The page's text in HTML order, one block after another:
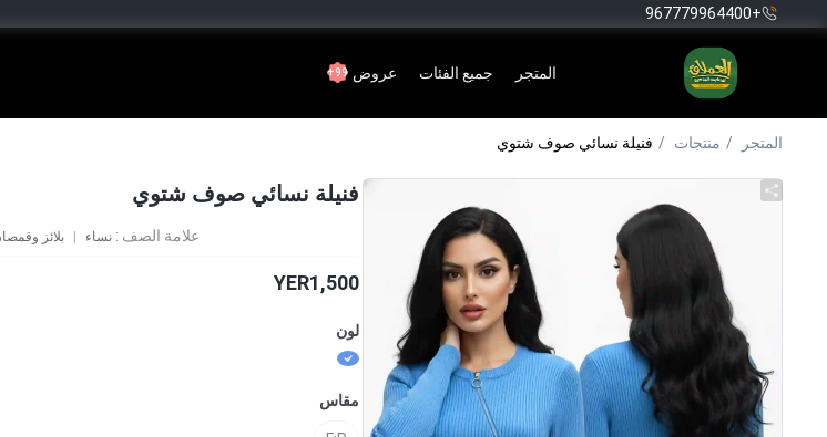
+967779964400
المتجر جميع الفئات عروض 99+
المتجر منتجات فنيلة نسائي صوف شتوي
فنيلة نسائي صوف شتوي
علامة الصف : نساء بلائز
YER1,500
لون
مقاس